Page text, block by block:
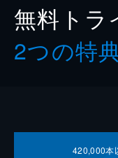
無料トラ
2つの特
420,000本